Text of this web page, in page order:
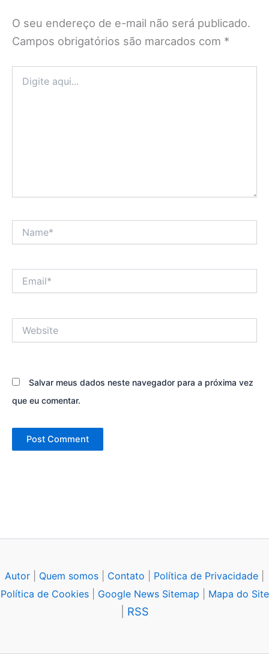
O seu endereço de e-mail não será publicado.
Campos obrigatórios são marcados com *
aqui...
Salvar meus dados neste navegador para a próxima vez
que eu comentar.
Autor Quem somos Contato Política de Privacidade
Política de Cookies| Google News Sitemap Mapa do Site
RSS